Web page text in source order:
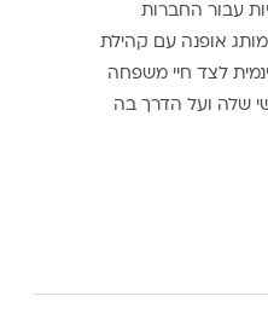
עבור החברות
אופנה עם קהילת
לצד חיי משפחה
שלה ועל הדרך בה